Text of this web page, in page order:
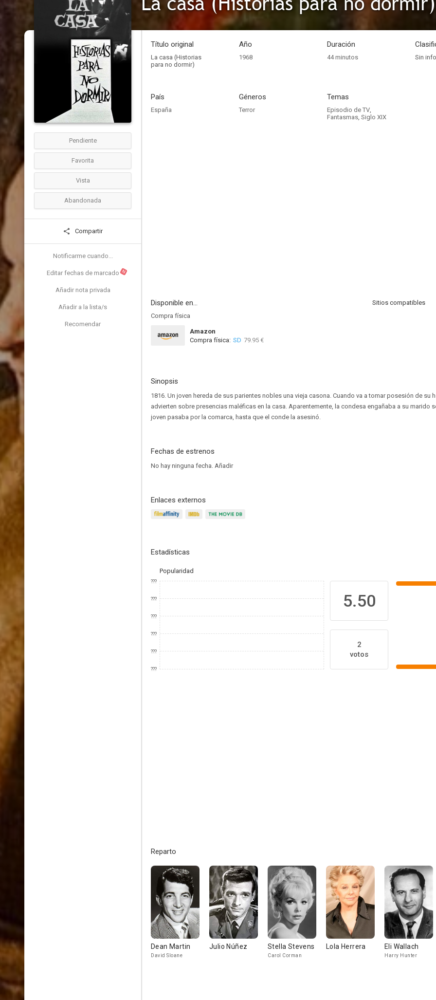
Pendiente
Favorita
Vista
Abandonada
Compartir
Notificarme cuando...
Editar fechas de marcado N
Añadir nota privada
Añadir a la lista/s
Recomendar
Título original
La casa (Historias
para no dormir)
Año
1968
Duración
44 minutos Sin
País
España
Géneros
Terror
Temas
Episodio de TV,
Fantasmas, Siglo XIX
Disponible en...
Sitios compatibles
Compra física
Amazon
Compra física: SD 79.95 €
Sinopsis
1816. Un joven hereda de sus parientes nobles una vieja casona. Cuando va a tomar posesión de su
advierten sobre presencias maléficas en la casa. Aparentemente, la condesa engañaba a su marido
joven pasaba por la comarca, hasta que el conde la asesinó.
Fechas de estrenos
No hay ninguna fecha. Añadir
Enlaces externos
Estadísticas
Popularidad
???
???
???
???
???
???
5.50
2
votos
Reparto
Dean Martin
David Sloane
Julio Núñez Stella Stevens
Carol Corman
Lola Herrera Eli Wallach
Harry Hunter